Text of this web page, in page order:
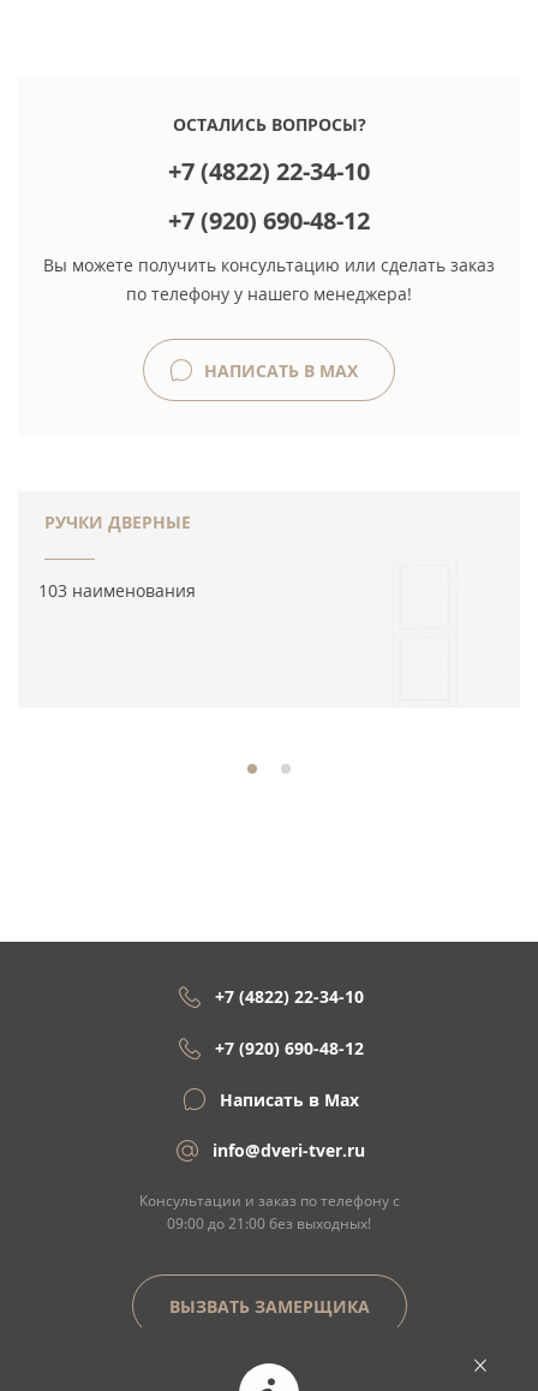
ОСТАЛИСЬ ВОПРОСЫ?
+7 (4822) 22-34-10
+7 (920) 690-48-12
Вы можете получить консультацию или сделать заказ
по телефону у нашего менеджера!
НАПИСАТЬ В MAX
РУЧКИ ДВЕРНЫЕ
103 наименования
+7 (4822) 22-34-10
+7 (920) 690-48-12
Написать в Max
info@dveri-tver.ru
Консультации и заказ по телефону с
09:00 до 21:00 без выходных!
ВЫЗВАТЬ ЗАМЕРЩИКА